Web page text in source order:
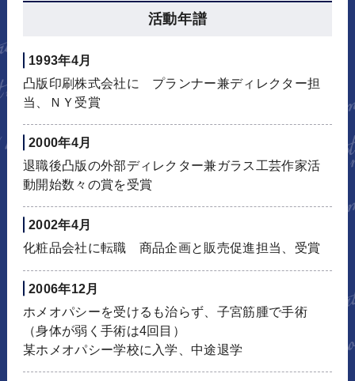
活動年譜
1993年4月
凸版印刷株式会社に プランナー兼ディレクター担
当、ＮＹ受賞
2000年4月
退職後凸版の外部ディレクター兼ガラス工芸作家活
動開始数々の賞を受賞
2002年4月
化粧品会社に転職 商品企画と販売促進担当、受賞
2006年12月
ホメオパシーを受けるも治らず、子宮筋腫で手術
（身体が弱く手術は4回目）
某ホメオパシー学校に入学、中途退学